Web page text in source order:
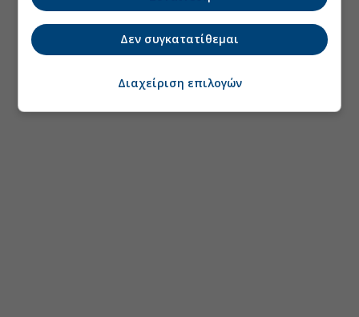
Δεν συγκατατίθεμαι
Διαχείριση επιλογών